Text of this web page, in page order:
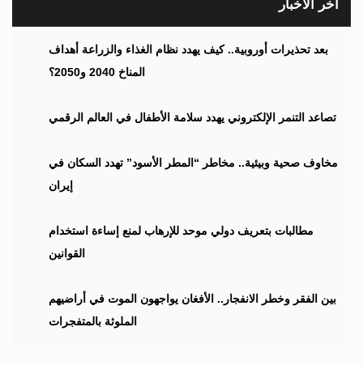
N
i
t
آخر الأخبار
بعد تحذيرات أوروبية.. كيف يهدد نظام الغذاء والزراعة أهداف
المناخ 2040 و2050؟
تصاعد التنمر الإلكتروني يهدد سلامة الأطفال في العالم الرقمي
مخاوف صحية وبيئية.. مخاطر “المطر الأسود” تهدد السكان في
إيران
مطالبات بتعريف دولي موحد للإرهاب لمنع إساءة استخدام
القوانين
بين الفقر وخطر الانفجار.. الأفغان يواجهون الموت في أراضيهم
الملوثة بالمتفجرات